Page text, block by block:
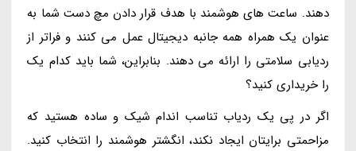
دهند. ساعت های هوشمند با هدف قرار دادن مچ دست شما به
عنوان یک همراه همه جانبه دیجیتال عمل می کنند و فراتر از
ردیابی سلامتی را ارائه می دهند. بنابراین، شما باید کدام یک
را خریداری کنید؟
اگر در پی یک ردیاب تناسب اندام شیک و ساده هستید که
مزاحمتی برایتان ایجاد نکند، انگشتر هوشمند را انتخاب کنید.